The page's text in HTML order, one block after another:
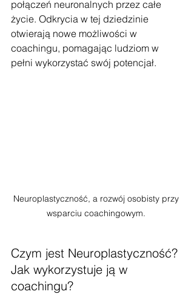
połączeń neuronalnych przez całe
życie. Odkrycia w tej dziedzinie
otwierają nowe możliwości w
coachingu, pomagając ludziom w
pełni wykorzystać swój potencjał.
Neuroplastyczność, a rozwój osobisty przy
wsparciu coachingowym.
Czym jest Neuroplastyczność?
Jak wykorzystuje ją w
coachingu?